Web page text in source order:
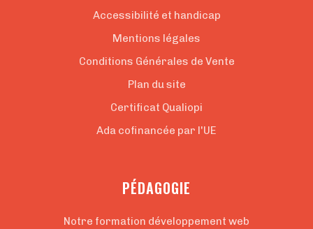
Accessibilité et handicap
Mentions légales
Conditions Générales de Vente
Plan du site
Certificat Qualiopi
Ada cofinancée par l'UE
PÉDAGOGIE
Notre formation développement web